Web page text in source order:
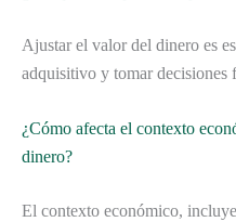
Ajustar el valor del dinero es
adquisitivo y tomar decisiones
¿Cómo afecta el contexto
dinero?
El contexto económico,